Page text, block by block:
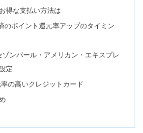
得な支払い方法は
のポイント還元率アップのタイミン
ゾンパール・アメリカン・エキスプレ
定
の高いクレジットカード